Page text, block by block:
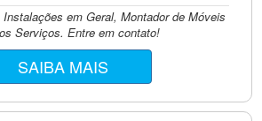
em Geral, Montador de Móveis
Serviços. Entre em contato!
SAIBA MAIS